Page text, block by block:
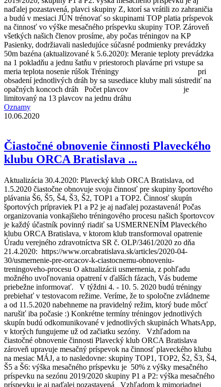
naďalej pozastavená, plavci skupiny Z, ktorí sa vrátili zo zahraničia
a budú v mesiaci JÚN trénovať so skupinami TOP platia príspevok
na činnosť vo výške mesačného príspevku skupiny TOP. Zároveň
všetkých našich členov prosíme, aby počas tréningov na KP
Pasienky, dodržiavali nasledujúce súčasné podmienky prevádzky
50m bazéna (aktualizované k 5.6.2020): Meranie teploty prevádzka
na 1 pokladňu a jednu šatňu v priestoroch plavárne pri vstupe sa
meria teplota nosenie rúšok Tréningy pri
obsadení jednotlivých dráh by sa susediace kluby mali sústrediť na
opačných koncoch dráh Počet plavcov je
limitovaný na 13 plavcov na jednu dráhu
Oznamy
10.06.2020
Čiastočné obnovenie činnosti Plaveckého
klubu ORCA Bratislava ...
Aktualizácia 30.4.2020: Plavecký klub ORCA Bratislava, od
1.5.2020 čiastočne obnovuje svoju činnosť pre skupiny športového
plávania Š6, Š5, Š4, Š3, Š2, TOP1 a TOP2. Činnosť skupín
športových prípraviek P1 a P2 je aj naďalej pozastavená! Počas
organizovania vonkajšieho tréningového procesu našich športovcov
je každý účastník povinný riadiť sa USMERNENÍM Plaveckého
klubu ORCA Bratislava, v ktorom klub transformoval opatrenie
Úradu verejného zdravotníctva SR č. OLP/3461/2020 zo dňa
21.4.2020: https://www.orcabratislava.sk/articles/2020-04-
30/usmernenie-pre-orcacov-k-ciastocnemu-obnoveniu-
treningoveho-procesu O aktualizácii usmernenia, z pohľadu
možného uvoľnovania opatrení v ďalších fázach, Vás budeme
priebežne informovať. V týždni 4. - 10. 5. 2020 budú tréningy
prebiehať v testovacom režime. Veríme, že to spoločne zvládneme
a od 11.5.2020 nabehneme na pravidelný režim, ktorý bude môcť
narušiť iba počasie :) Konkrétne termíny tréningov jednotlivých
skupín budú odkomunikované v jednotlivých skupinách WhatsApp,
v ktorých fungujeme už od začiatku sezóny. Vzhľadom na
čiastočné obnovenie činnosti Plavecký klub ORCA Bratislava
zároveň upravuje mesačný príspevok na činnosť plaveckého klubu
na mesiac MÁJ, a to nasledovne: skupiny TOP1, TOP2, Š2, Š3, Š4,
Š5 a Š6: výška mesačného príspevku je 50% z výšky mesačného
príspevku na sezónu 2019/2020 skupiny P1 a P2: výška mesačného
príspevku je aj naďalej pozastavená Vzhľadom k mimoriadnej